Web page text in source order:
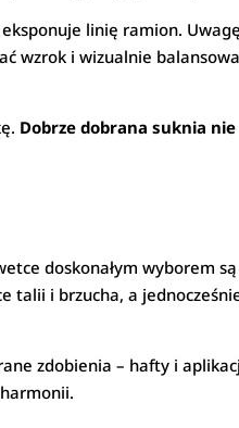
linię ramion. Uwagę
wzrok i wizualnie
Dobrze dobrana suknia nie
doskonałym wyborem są
talii i brzucha, a
zdobienia – hafty i